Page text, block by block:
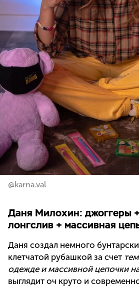
@karna.val
Даня Милохин: джоггеры
лонгслив + массивная
Даня создал немного
клетчатой рубашкой за счет
одежде и массивной цепочки
выглядит оч круто и